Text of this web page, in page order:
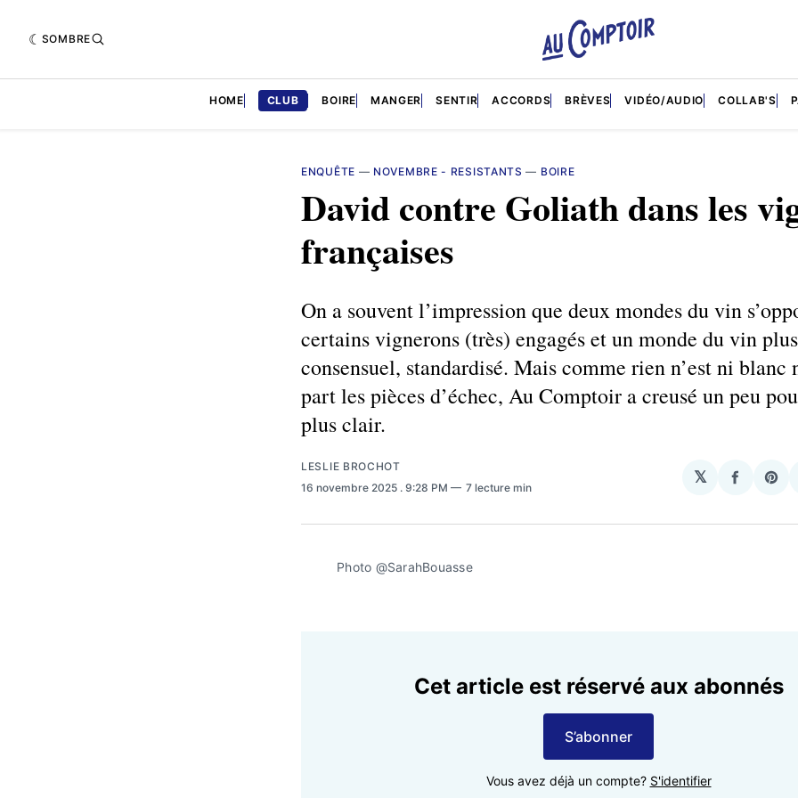
SOMBRE
HOME CLUB BOIRE MANGER SENTIR ACCORDS BRÈVES VIDÉO/AUDIO COLLAB'S
ENQUÊTE — NOVEMBRE - RESISTANTS — BOIRE
David contre Goliath dans les
françaises
On a souvent l’impression que deux mondes du vin
certains vignerons (très) engagés et un monde du vin plus
consensuel, standardisé. Mais comme rien n’est ni blanc
part les pièces d’échec, Au Comptoir a creusé un peu
plus clair.
LESLIE BROCHOT
16 novembre 2025 . 9:28 PM 7 lecture min
𝕏
Photo @SarahBouasse
Cet article est réservé aux abonnés
S’abonner
Vous avez déjà un compte? S'identifier